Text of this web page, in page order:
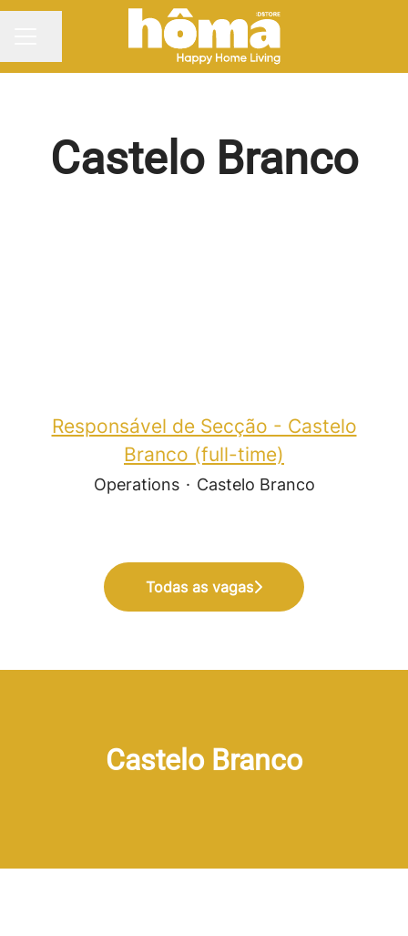
MENU DE CARREIRAS
Partilhar página
Castelo Branco
Responsável de Secção - Castelo
Branco (full-time)
Operations · Castelo Branco
Todas as vagas
Castelo Branco